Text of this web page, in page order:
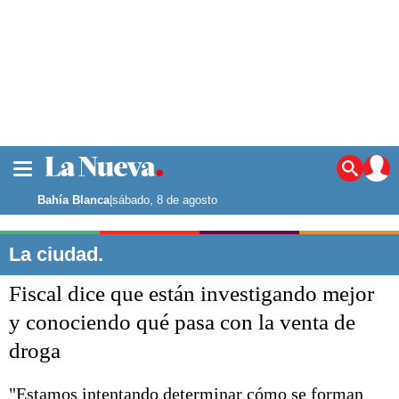
Noticias
La ciudad
Punta Alta
El mundo
Opinión
Deportes
Liga del Sur
Bahía Blanca|sábado, 8 de agosto
La ciudad.
Fiscal dice que están investigando mejor
y conociendo qué pasa con la venta de
droga
"Estamos intentando determinar cómo se forman